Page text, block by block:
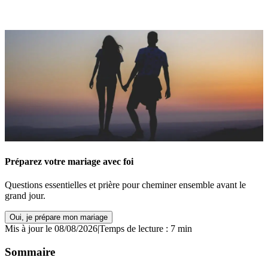
Préparez votre mariage avec foi
Questions essentielles et prière pour cheminer ensemble avant le
grand jour.
Oui, je prépare mon mariage
Mis à jour le 08/08/2026|Temps de lecture : 7 min
Sommaire